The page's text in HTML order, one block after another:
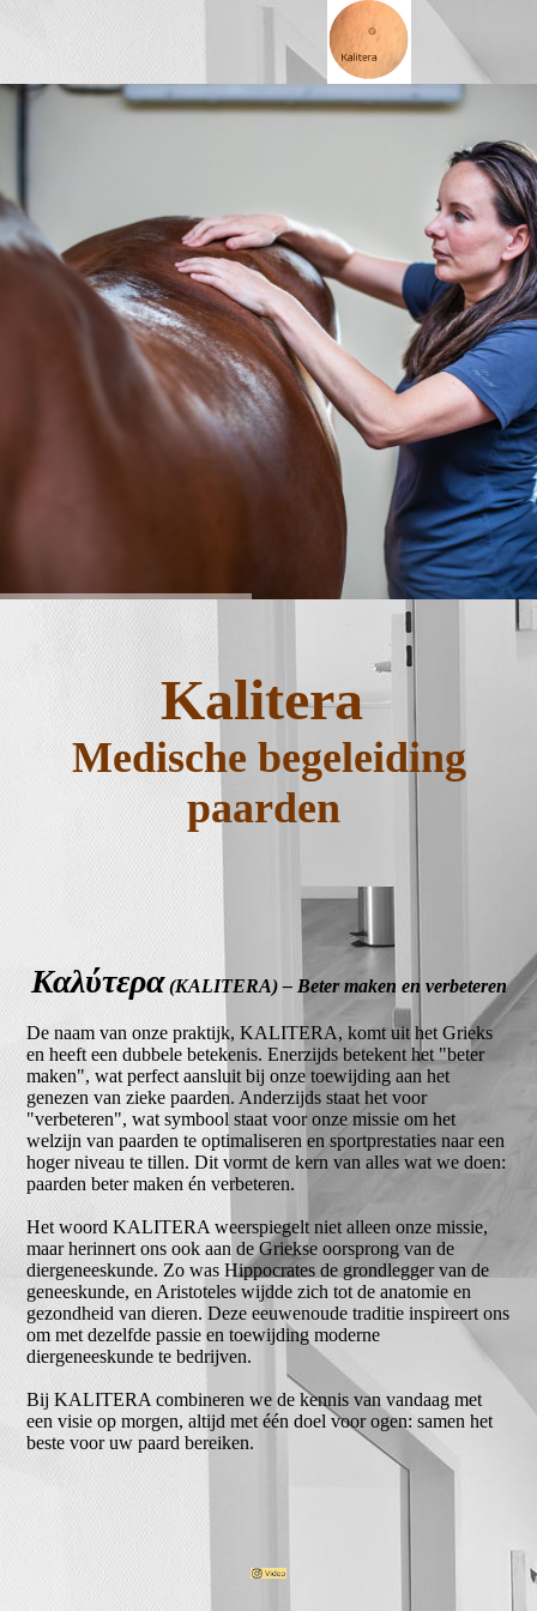
Kalitera
Medische begeleiding
paarden
Καλύτερα(KALITERA) – Beter maken en verbeteren
De naam van onze praktijk, KALITERA, komt uit het Grieks
en heeft een dubbele betekenis. Enerzijds betekent het "beter
maken", wat perfect aansluit bij onze toewijding aan het
genezen van zieke paarden. Anderzijds staat het voor
"verbeteren", wat symbool staat voor onze missie om het
welzijn van paarden te optimaliseren en sportprestaties naar een
hoger niveau te tillen. Dit vormt de kern van alles wat we doen:
paarden beter maken én verbeteren.
Het woord KALITERA weerspiegelt niet alleen onze missie,
maar herinnert ons ook aan de Griekse oorsprong van de
diergeneeskunde. Zo was Hippocrates de grondlegger van de
geneeskunde, en Aristoteles wijdde zich tot de anatomie en
gezondheid van dieren. Deze eeuwenoude traditie inspireert ons
om met dezelfde passie en toewijding moderne
diergeneeskunde te bedrijven.
Bij KALITERA combineren we de kennis van vandaag met
een visie op morgen, altijd met één doel voor ogen: samen het
beste voor uw paard bereiken.